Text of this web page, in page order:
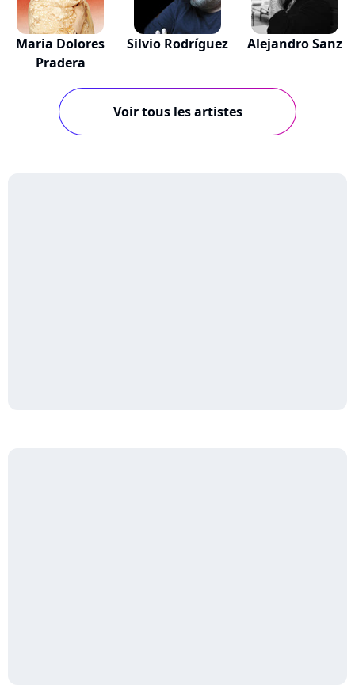
Maria Dolores
Pradera
Silvio Rodríguez Alejandro Sanz
Voir tous les artistes